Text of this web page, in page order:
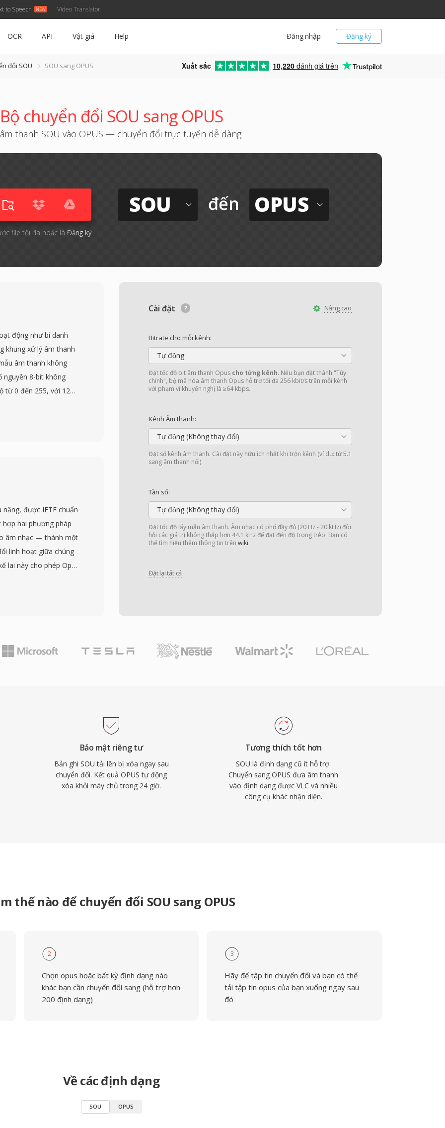
to Speech Video Translator
Đăng ký
Đăng nhập
OCR API Vật giá Help
đổi SOU SOU sang OPUS Xuất sắc 10,220 đánh giá trên
Bộ chuyển đổi SOU sang OPUS
thanh SOU vào OPUS — chuyển đổi trực tuyến dễ dàng
file tối đa hoặc là Đăng ký
SOU đến OPUS
Nâng cao
Cài đặt
Bitrate cho mỗi kênh:
Tự động
Đặt tốc độ bit âm thanh Opus cho từng kênh. Nếu bạn đặt thành "Tùy
chỉnh", bộ mã hóa âm thanh Opus hỗ trợ tối đa 256 kbit/s trên mỗi kênh
với phạm vi khuyến nghị là ≥64 kbps.
Kênh Âm thanh:
Tự động (Không thay đổi)
Đặt số kênh âm thanh. Cài đặt này hữu ích nhất khi trộn kênh (ví dụ: từ 5.1
sang âm thanh nổi).
Tần số:
Tự động (Không thay đổi)
Đặt tốc độ lấy mẫu âm thanh. Âm nhạc có phổ đầy đủ (20 Hz - 20 kHz) đòi
hỏi các giá trị không thấp hơn 44.1 kHz để đạt đến độ trong trẻo. Bạn có
thể tìm hiểu thêm thông tin trên wiki.
Đặt lại tất cả
động như bí danh
khung xử lý âm thanh
âm thanh không
nguyên 8-bit không
từ 0 đến 255, với 128
tham số phát lại như
thô thường được
lưu trữ và năng lực
trở thành lựa
tuyệt đối: tệp SOU có
khả năng I/O tệp cơ
giải mã siêu dữ liệu
cứng và các bối
được IETF chuẩn
hợp hai phương pháp
âm nhạc — thành một
linh hoạt giữa chúng
lai này cho phép Opus
tình huống sử dụng:
biệt hấp dẫn. Thứ
nguồn mở, loại bỏ
nên mọi trình
WhatsApp,
cho âm thanh thời
Bảo mật riêng tư
Bản ghi SOU tải lên bị xóa ngay sau
chuyển đổi. Kết quả OPUS tự động
xóa khỏi máy chủ trong 24 giờ.
Tương thích tốt hơn
SOU là định dạng cũ ít hỗ trợ.
Chuyển sang OPUS đưa âm thanh
vào định dạng được VLC và nhiều
công cụ khác nhận diện.
thế nào để chuyển đổi SOU sang OPUS
2
Chọn opus hoặc bất kỳ định dạng nào
khác bạn cần chuyển đổi sang (hỗ trợ hơn
200 định dạng)
3
Hãy để tập tin chuyển đổi và bạn có thể
tải tập tin opus của bạn xuống ngay sau
đó
Về các định dạng
SOU OPUS